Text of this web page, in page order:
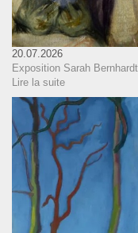
20.07.2026
Exposition Sarah
Lire la suite